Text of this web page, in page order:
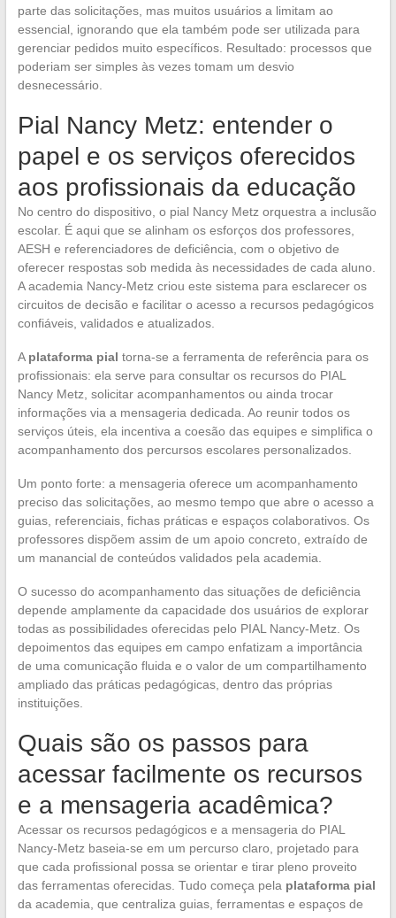
parte das solicitações, mas muitos usuários a limitam ao
essencial, ignorando que ela também pode ser utilizada para
gerenciar pedidos muito específicos. Resultado: processos que
poderiam ser simples às vezes tomam um desvio
desnecessário.
Pial Nancy Metz: entender o
papel e os serviços oferecidos
aos profissionais da educação
No centro do dispositivo, o pial Nancy Metz orquestra a inclusão
escolar. É aqui que se alinham os esforços dos professores,
AESH e referenciadores de deficiência, com o objetivo de
oferecer respostas sob medida às necessidades de cada aluno.
A academia Nancy-Metz criou este sistema para esclarecer os
circuitos de decisão e facilitar o acesso a recursos pedagógicos
confiáveis, validados e atualizados.
A plataforma pial torna-se a ferramenta de referência para os
profissionais: ela serve para consultar os recursos do PIAL
Nancy Metz, solicitar acompanhamentos ou ainda trocar
informações via a mensageria dedicada. Ao reunir todos os
serviços úteis, ela incentiva a coesão das equipes e simplifica o
acompanhamento dos percursos escolares personalizados.
Um ponto forte: a mensageria oferece um acompanhamento
preciso das solicitações, ao mesmo tempo que abre o acesso a
guias, referenciais, fichas práticas e espaços colaborativos. Os
professores dispõem assim de um apoio concreto, extraído de
um manancial de conteúdos validados pela academia.
O sucesso do acompanhamento das situações de deficiência
depende amplamente da capacidade dos usuários de explorar
todas as possibilidades oferecidas pelo PIAL Nancy-Metz. Os
depoimentos das equipes em campo enfatizam a importância
de uma comunicação fluida e o valor de um compartilhamento
ampliado das práticas pedagógicas, dentro das próprias
instituições.
Quais são os passos para
acessar facilmente os recursos
e a mensageria acadêmica?
Acessar os recursos pedagógicos e a mensageria do PIAL
Nancy-Metz baseia-se em um percurso claro, projetado para
que cada profissional possa se orientar e tirar pleno proveito
das ferramentas oferecidas. Tudo começa pela plataforma pial
da academia, que centraliza guias, ferramentas e espaços de